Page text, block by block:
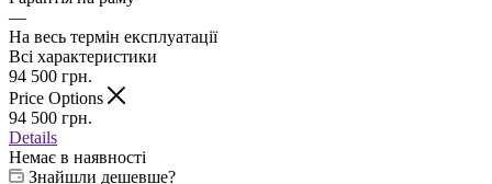
—
На весь термін експлуатації
Всі характеристики
94 500 грн.
Price Options
94 500 грн.
Details
Немає в наявності
Знайшли дешевше?